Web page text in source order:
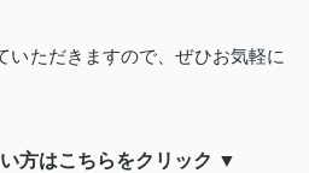
いただきますので、ぜひお気軽に
方はこちらをクリック ▼